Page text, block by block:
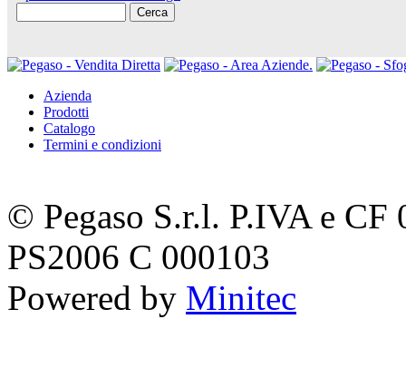
Cerca
Azienda
Prodotti
Catalogo
Termini e condizioni
© Pegaso S.r.l. P.IVA e
PS2006 C 000103
Powered by Minitec